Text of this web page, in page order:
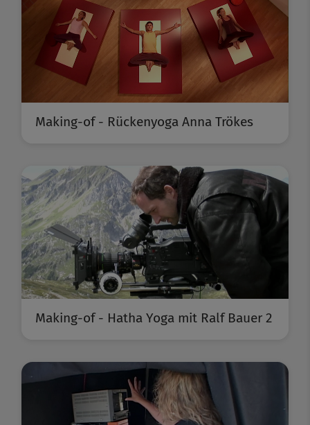
Making-of - Rückenyoga Anna Trökes
Making-of - Hatha Yoga mit Ralf Bauer 2